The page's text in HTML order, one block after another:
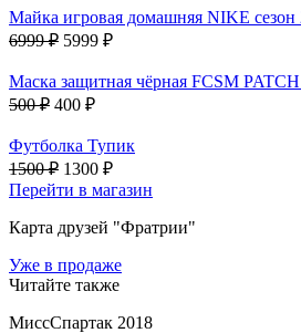
Майка игровая домашняя NIKE сезон
6999 ₽ 5999 ₽
Маска защитная чёрная FCSM PATCH
500 ₽ 400 ₽
Футболка Тупик
1500 ₽ 1300 ₽
Перейти в магазин
Карта друзей "Фратрии"
Уже в продаже
Читайте также
МиссСпартак 2018